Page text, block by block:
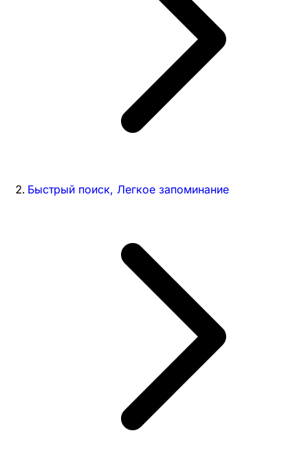
Быстрый поиск, Легкое запоминание